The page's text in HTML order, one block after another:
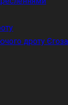
дроту Єгоза